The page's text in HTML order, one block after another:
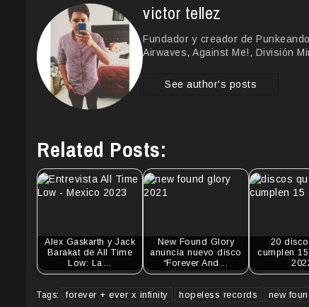
victor tellez
Fundador y creador de
Airwaves, Against Me!, División
See author's posts
Related Posts:
Alex Gaskarth y Jack
Barakat de All Time
Low: La…
New Found Glory
anuncia nuevo disco
“Forever And…
20
cumplen
Tags: forever + ever x infinity hopeless records new